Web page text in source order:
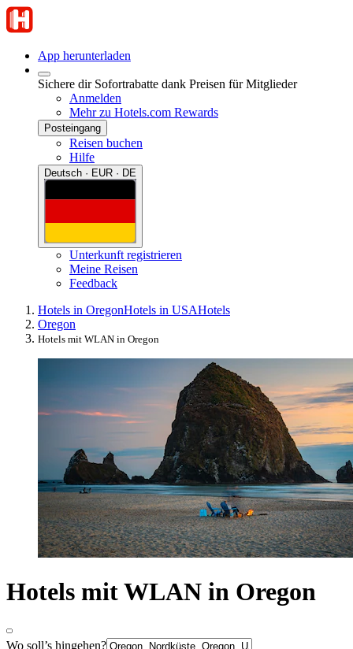
App herunterladen
Sichere dir Sofortrabatte dank Preisen für Mitglieder
Anmelden
Mehr zu Hotels.com Rewards
Posteingang
Reisen buchen
Hilfe
Deutsch · EUR · DE
Unterkunft registrieren
Meine Reisen
Feedback
Hotels in OregonHotels in USAHotels
Oregon
Hotels mit WLAN in Oregon
Hotels mit WLAN in Oregon
Wo soll’s hingehen?